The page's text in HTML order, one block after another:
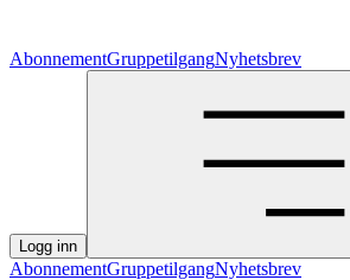
AbonnementGruppetilgangNyhetsbrev
Logg inn
AbonnementGruppetilgangNyhetsbrev